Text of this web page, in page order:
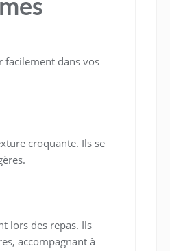
facilement dans vos
croquante. Ils se
lors des repas. Ils
accompagnant à